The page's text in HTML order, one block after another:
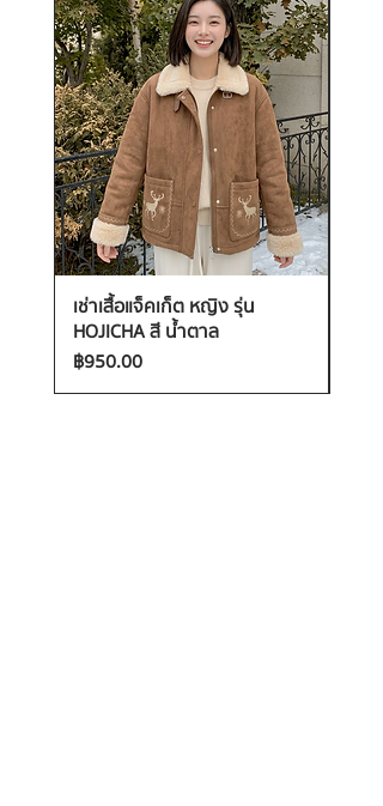
เช่าเสื้อแจ็คเก็ต หญิง รุ่น
HOJICHA สี น้ำตาล
ราคา
฿950.00